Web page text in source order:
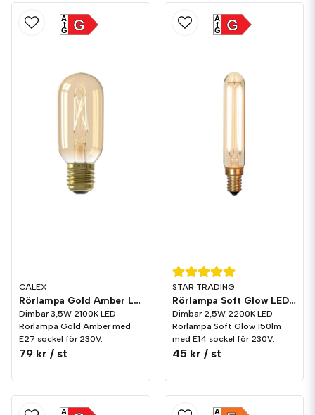
CALEX
Rörlampa Gold Amber LED 250lm E27 2100K Dim
Dimbar 3,5W 2100K LED
Rörlampa Gold Amber med
E27 sockel för 230V.
79 kr / st
G
A
G
STAR TRADING
Rörlampa Soft Glow LED 150lm E14 2200K Dim
Dimbar 2,5W 2200K LED
Rörlampa Soft Glow 150lm
med E14 sockel för 230V.
45 kr / st
G
A
G
A A